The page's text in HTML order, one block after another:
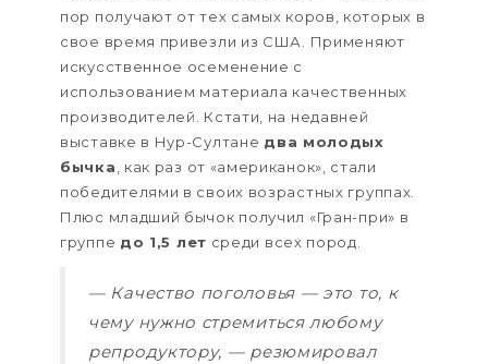
пор получают от тех самых коров, которых в
свое время привезли из США. Применяют
искусственное осеменение с
использованием материала качественных
производителей. Кстати, на недавней
выставке в Нур-Султане два молодых
бычка , как раз от «американок», стали
победителями в своих возрастных группах.
Плюс младший бычок получил «Гран-при» в
группе до 1,5 лет среди всех пород.
— Качество поголовья — это то, к
чему нужно стремиться любому
репродуктору, — резюмировал